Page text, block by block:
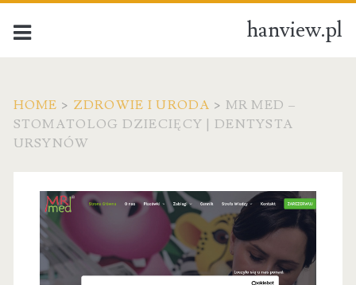
hanview.pl
HOME > ZDROWIE I URODA > MR MED –
STOMATOLOG DZIECIĘCY | DENTYSTA
URSYNÓW